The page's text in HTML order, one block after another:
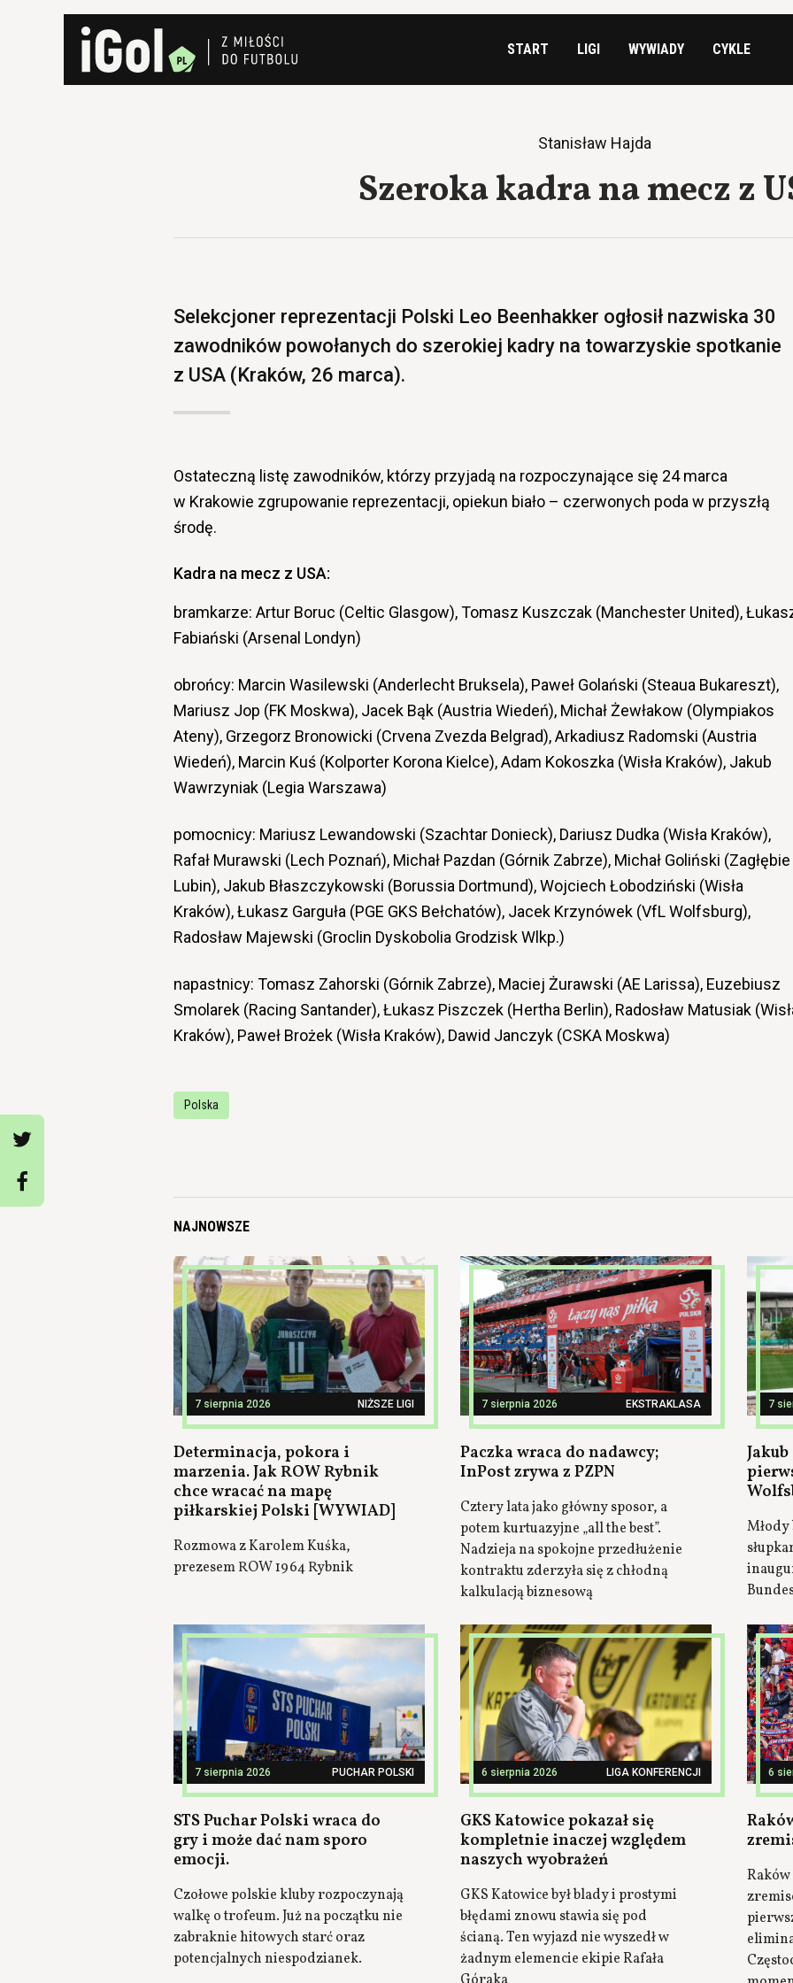
START LIGI WYWIADY CYKLE
Stanisław Hajda
Szeroka kadra na mecz z
Selekcjoner reprezentacji Polski Leo Beenhakker ogłosił nazwiska 30
zawodników powołanych do szerokiej kadry na towarzyskie spotkanie
z USA (Kraków, 26 marca).
Ostateczną listę zawodników, którzy przyjadą na rozpoczynające się 24 marca
w Krakowie zgrupowanie reprezentacji, opiekun biało – czerwonych poda w przyszłą
środę.
Kadra na mecz z USA:
bramkarze: Artur Boruc (Celtic Glasgow), Tomasz Kuszczak (Manchester United),
Fabiański (Arsenal Londyn)
obrońcy: Marcin Wasilewski (Anderlecht Bruksela), Paweł Golański (Steaua Bukareszt),
Mariusz Jop (FK Moskwa), Jacek Bąk (Austria Wiedeń), Michał Żewłakow (Olympiakos
Ateny), Grzegorz Bronowicki (Crvena Zvezda Belgrad), Arkadiusz Radomski (Austria
Wiedeń), Marcin Kuś (Kolporter Korona Kielce), Adam Kokoszka (Wisła Kraków), Jakub
Wawrzyniak (Legia Warszawa)
pomocnicy: Mariusz Lewandowski (Szachtar Donieck), Dariusz Dudka (Wisła Kraków),
Rafał Murawski (Lech Poznań), Michał Pazdan (Górnik Zabrze), Michał Goliński (Zagłębie
Lubin), Jakub Błaszczykowski (Borussia Dortmund), Wojciech Łobodziński (Wisła
Kraków), Łukasz Garguła (PGE GKS Bełchatów), Jacek Krzynówek (VfL Wolfsburg),
Radosław Majewski (Groclin Dyskobolia Grodzisk Wlkp.)
napastnicy: Tomasz Zahorski (Górnik Zabrze), Maciej Żurawski (AE Larissa), Euzebiusz
Smolarek (Racing Santander), Łukasz Piszczek (Hertha Berlin), Radosław Matusiak
Kraków), Paweł Brożek (Wisła Kraków), Dawid Janczyk (CSKA Moskwa)
Polska
NAJNOWSZE
7 sierpnia 2026 NIŻSZE LIGI
Determinacja, pokora i
marzenia. Jak ROW Rybnik
chce wracać na mapę
piłkarskiej Polski [WYWIAD]
Rozmowa z Karolem Kuśka,
prezesem ROW 1964 Rybnik
7 sierpnia 2026 EKSTRAKLASA
Paczka wraca do nadawcy;
InPost zrywa z PZPN
Cztery lata jako główny sposor, a
potem kurtuazyjne „all the best”.
Nadzieja na spokojne przedłużenie
kontraktu zderzyła się z chłodną
kalkulacją biznesową
7
7 sierpnia 2026 PUCHAR POLSKI
STS Puchar Polski wraca do
gry i może dać nam sporo
emocji.
Czołowe polskie kluby rozpoczynają
walkę o trofeum. Już na początku nie
zabraknie hitowych starć oraz
potencjalnych niespodzianek.
6 sierpnia 2026 LIGA KONFERENCJI
GKS Katowice pokazał się
kompletnie inaczej względem
naszych wyobrażeń
GKS Katowice był blady i prostymi
błędami znowu stawia się pod
ścianą. Ten wyjazd nie wyszedł w
żadnym elemencie ekipie Rafała
6